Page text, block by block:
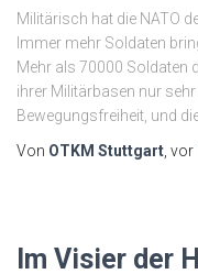
Militärisch hat die NATO
Immer mehr Soldaten
Mehr als 70000 Soldaten
ihrer Militärbasen nur
Bewegungsfreiheit, und
Von OTKM Stuttgart , vor
Im Visier der